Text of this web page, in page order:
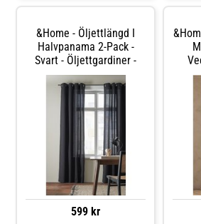
&Home - Öljettlängd I
Halvpanama 2-Pack -
Svart - Öljettgardiner -
599 kr